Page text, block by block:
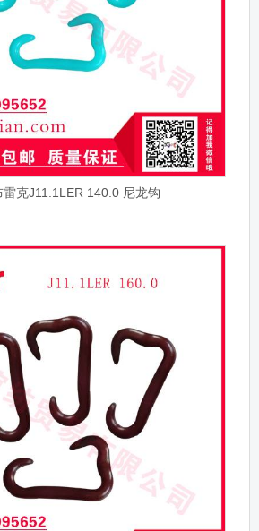
雷克J11.1LER 140.0 尼龙钩